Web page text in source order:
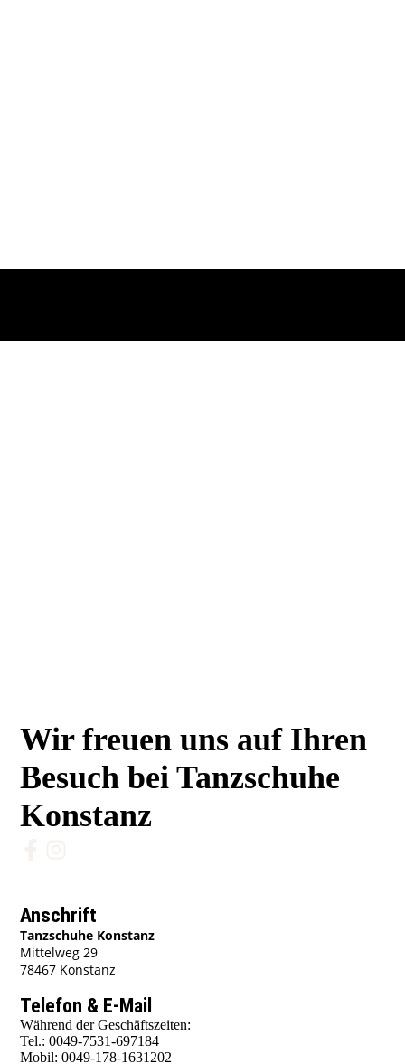
Wir freuen uns auf Ihren
Besuch bei Tanzschuhe
Konstanz
Anschrift
Tanzschuhe Konstanz
Mittelweg 29
78467 Konstanz
Telefon & E-Mail
Während der Geschäftszeiten:
Tel.: 0049-7531-697184
Mobil: 0049-178-1631202